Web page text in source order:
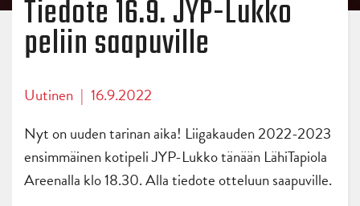
Tiedote 16.9. JYP-Lukko
peliin saapuville
Uutinen | 16.9.2022
Nyt on uuden tarinan aika! Liigakauden 2022-2023
ensimmäinen kotipeli JYP-Lukko tänään LähiTapiola
Areenalla klo 18.30. Alla tiedote otteluun saapuville.